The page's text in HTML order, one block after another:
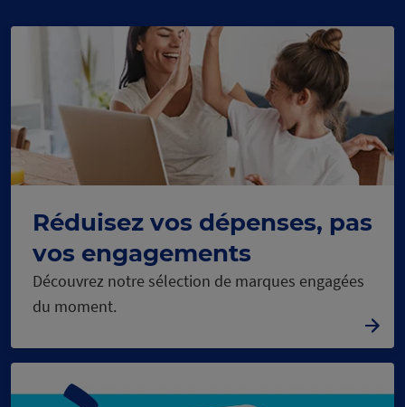
Réduisez vos dépenses, pas
vos engagements
Découvrez notre sélection de marques engagées
du moment.